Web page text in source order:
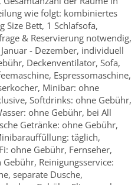
wie folgt: kombiniertes
Size Bett, 1 Schlafsofa,
& Reservierung notwendig,
- Dezember, individuell
Deckenventilator, Sofa,
Espressomaschine,
Minibar: ohne
Softdrinks: ohne Gebühr,
ohne Gebühr, bei All
Getränke: ohne Gebühr,
täglich,
ohne Gebühr, Fernseher,
Reinigungsservice:
separate Dusche,